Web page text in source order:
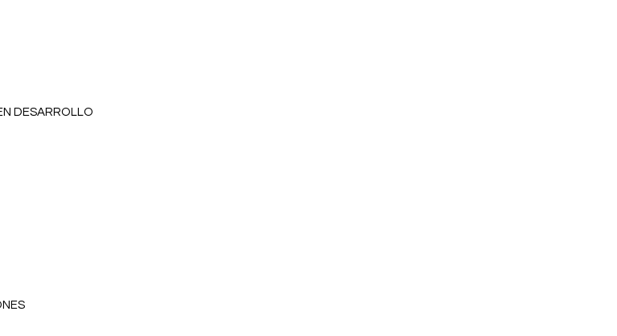
DESARROLLO